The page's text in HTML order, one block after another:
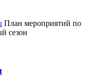
План мероприятий по
сезон